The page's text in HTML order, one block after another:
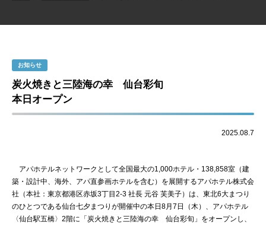
お知らせ
炭火焼きと三陸海の幸 仙台彩旬
本日オープン
2025.08.7
アパホテルネットワークとして全国最大の1,000ホテル・138,858室（建
築・設計中、海外、アパ直参画ホテルを含む）を展開するアパホテル株式会
社（本社：東京都港区赤坂3丁目2‐3 社長 元谷 芙美子）は、東北6大まつり
のひとつである仙台七夕まつりが開催中の本日8月7日（木）、アパホテル
〈仙台駅五橋〉2階に「炭火焼きと三陸海の幸 仙台彩旬」をオープンし、